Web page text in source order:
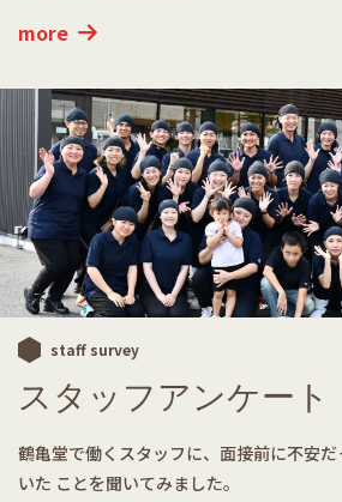
more
staff survey
スタッフアンケート
鶴亀堂で働くスタッフに、面接前に不安
いた ことを聞いてみました。